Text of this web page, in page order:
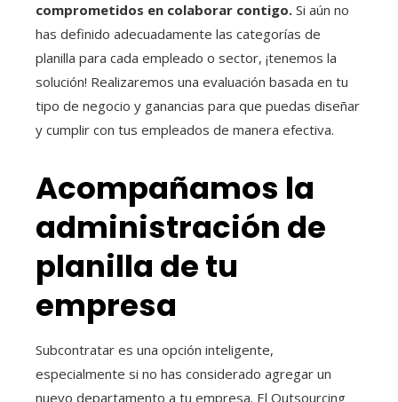
comprometidos en colaborar contigo. Si aún no
has definido adecuadamente las categorías de
planilla para cada empleado o sector, ¡tenemos la
solución! Realizaremos una evaluación basada en tu
tipo de negocio y ganancias para que puedas diseñar
y cumplir con tus empleados de manera efectiva.
Acompañamos la
administración de
planilla de tu
empresa
Subcontratar es una opción inteligente,
especialmente si no has considerado agregar un
nuevo departamento a tu empresa. El Outsourcing